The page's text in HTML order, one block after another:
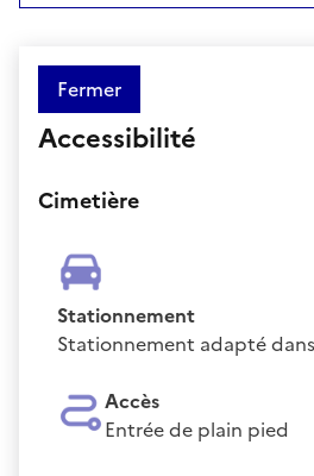
Fermer
Accessibilité
Cimetière
Stationnement
Stationnement adapté
Accès
Entrée de plain pied